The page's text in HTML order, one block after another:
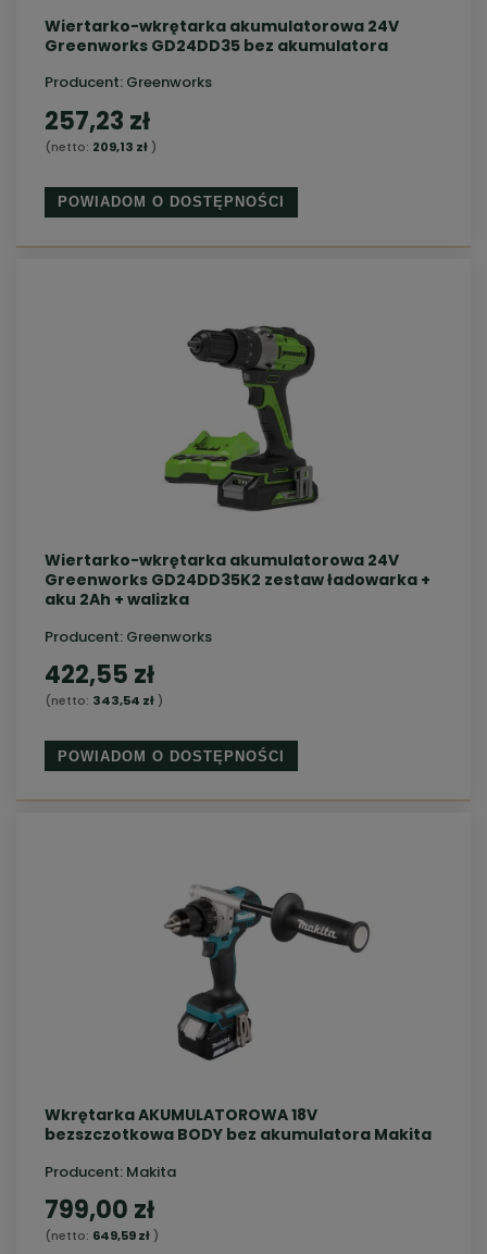
Wiertarko-wkrętarka akumulatorowa 24V
Greenworks GD24DD35 bez akumulatora
Producent: Greenworks
257,23 zł
(netto: 209,13 zł)
POWIADOM O DOSTĘPNOŚCI
Wiertarko-wkrętarka akumulatorowa 24V
Greenworks GD24DD35K2 zestaw ładowarka +
aku 2Ah + walizka
Producent: Greenworks
422,55 zł
(netto: 343,54 zł)
POWIADOM O DOSTĘPNOŚCI
Wkrętarka AKUMULATOROWA 18V
bezszczotkowa BODY bez akumulatora Makita
Producent: Makita
799,00 zł
(netto: 649,59 zł)